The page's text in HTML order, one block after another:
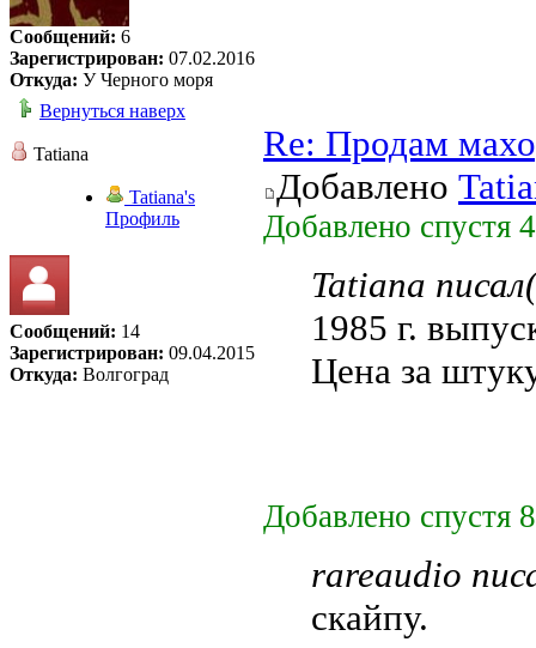
Сообщений: 6
Зарегистрирован: 07.02.2016
Откуда: У Черного моря
Вернуться наверх
Tatiana
Tatiana's
Профиль
Сообщений: 14
Зарегистрирован: 09.04.2015
Откуда: Волгоград
Re: Продам
Добавлено
Добавлено спустя
Tatiana
1985 г.
Цена за
Добавлено спустя
rareaudio
скайпу.